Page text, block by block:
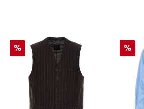
Rabatt
% %